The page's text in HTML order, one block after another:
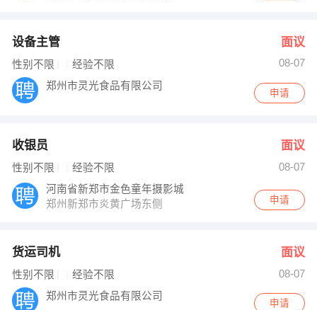
设备主管 面议
性别不限 经验不限
08-07
郑州市灵光食品有限公司
申请
收银员 面议
性别不限 经验不限
08-07
河南省新郑市金色童年摄影城
郑州新郑市炎黄广场东侧
申请
货运司机 面议
性别不限 经验不限
08-07
郑州市灵光食品有限公司
申请